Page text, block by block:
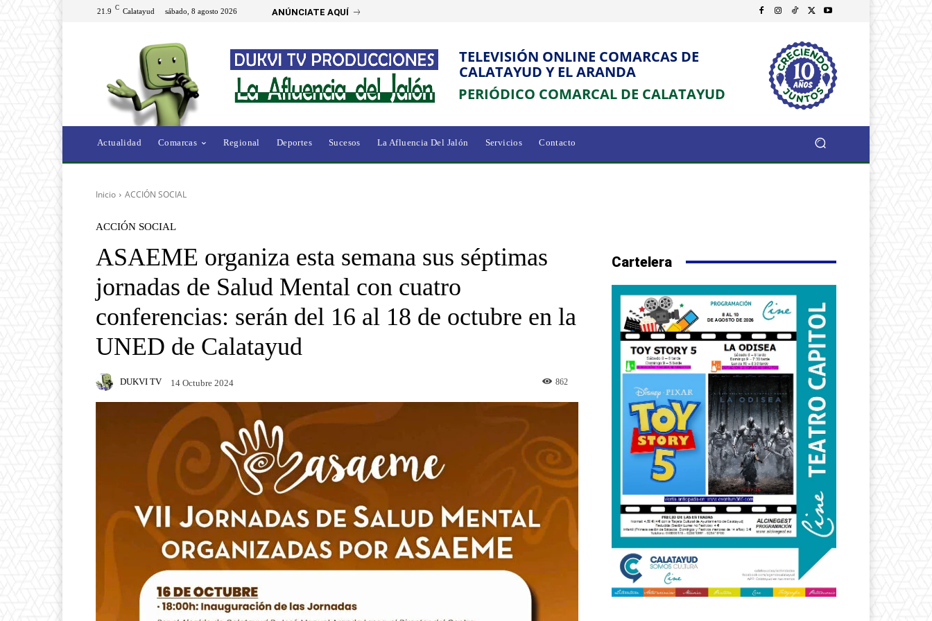
21.9 C Calatayud sábado, 8 agosto 2026 ANÚNCIATE AQUÍ
TELEVISIÓN ONLINE COMARCAS DE
CALATAYUD Y EL ARANDA
PERIÓDICO COMARCAL DE CALATAYUD
Actualidad Comarcas Regional Deportes Sucesos La Afluencia Del Jalón Servicios Contacto
Inicio ACCIÓN SOCIAL
ACCIÓN SOCIAL
ASAEME organiza esta semana sus séptimas
jornadas de Salud Mental con cuatro
conferencias: serán del 16 al 18 de octubre en la
UNED de Calatayud
DUKVI TV 14 Octubre 2024 862
Cartelera